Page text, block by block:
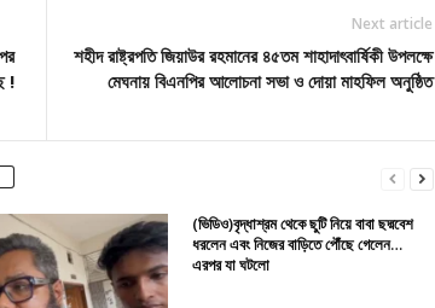
!
Next article
শহীদ রাষ্ট্রপতি জিয়াউর রহমানের ৪৫তম শাহাদাৎবার্ষিকী উপলক্ষে
মেঘনায় বিএনপির আলোচনা সভা ও দোয়া মাহফিল অনুষ্ঠিত
(ভিডিও)বৃদ্ধাশ্রম থেকে ছুটি নিয়ে বাবা ছদ্মবেশ
ধরলেন এবং নিজের বাড়িতে পৌঁছে গেলেন…
এরপর যা ঘটলো